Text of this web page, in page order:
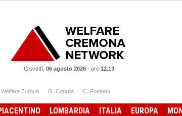
Giovedì, 06 agosto 2026- ore 12.13
Welfare Europa G. Corada C. Fontana
LOMBARDIA ITALIA EUROPA